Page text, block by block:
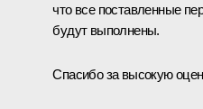
что все поставленные
будут выполнены.
Спасибо за высокую